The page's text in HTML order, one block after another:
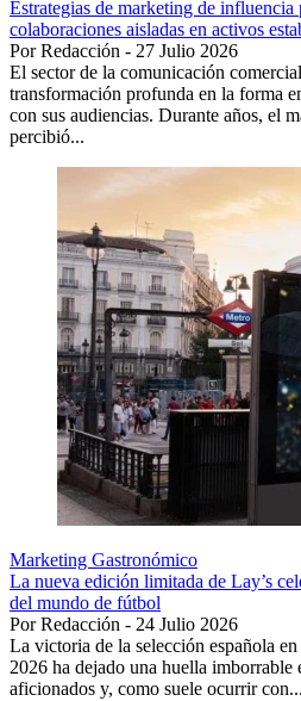
Estrategias de marketing de influencia
colaboraciones aisladas en activos
Por Redacción - 27 Julio 2026
El sector de la comunicación
transformación profunda en la forma
con sus audiencias. Durante años, el
percibió...
Marketing Gastronómico
La nueva edición limitada de Lay’s
del mundo de fútbol
Por Redacción - 24 Julio 2026
La victoria de la selección española
2026 ha dejado una huella imborrable
aficionados y, como suele ocurrir con...